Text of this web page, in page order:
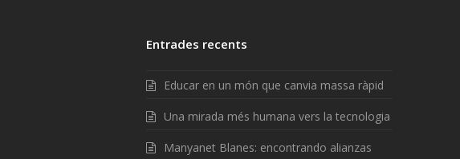
Entrades recents
Educar en un món que canvia massa ràpid
Una mirada més humana vers la tecnologia
Manyanet Blanes: encontrando alianzas